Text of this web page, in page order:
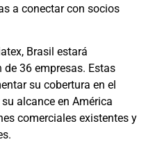
a conectar con socios
Brasil estará
36 empresas. Estas
su cobertura en el
alcance en América
comerciales existentes y